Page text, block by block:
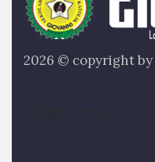
2026 © copyright by